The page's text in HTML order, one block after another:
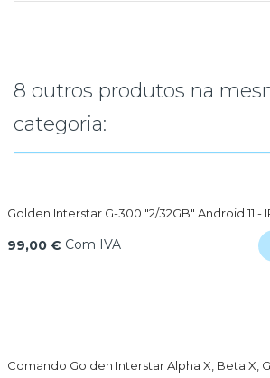
8 outros produtos na
categoria:
Golden Interstar G-300 "2/32GB" Android 11 -
99,00 € Com IVA
Comando Golden Interstar Alpha X, Beta X,